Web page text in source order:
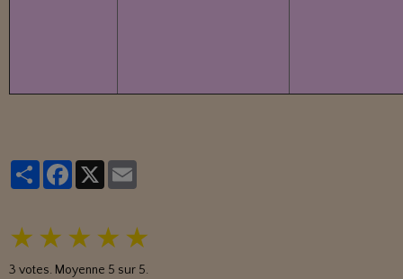
PartagerFacebook
★ ★ ★ ★ ★
3 votes. Moyenne 5 sur 5.